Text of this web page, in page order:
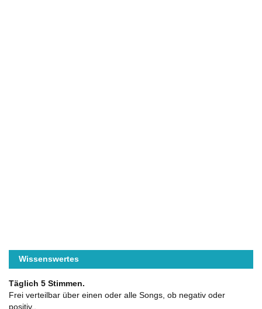
Wissenswertes
Täglich 5 Stimmen.
Frei verteilbar über einen oder alle Songs, ob negativ oder
positiv..